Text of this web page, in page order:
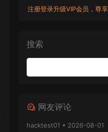
注册登录升级VIP会员，尊
搜索
网友评论
hacktest01 • 2026-08-01